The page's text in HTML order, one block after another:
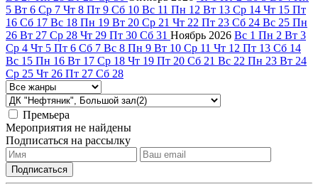
5 Вт 6 Ср 7 Чт 8 Пт 9 Сб 10 Вс 11 Пн 12 Вт 13 Ср 14 Чт 15 Пт
16 Сб 17 Вс 18 Пн 19 Вт 20 Ср 21 Чт 22 Пт 23 Сб 24 Вс 25 Пн
26 Вт 27 Ср 28 Чт 29 Пт 30 Сб 31 Ноябрь 2026 Вс 1 Пн 2 Вт 3
Ср 4 Чт 5 Пт 6 Сб 7 Вс 8 Пн 9 Вт 10 Ср 11 Чт 12 Пт 13 Сб 14
Вс 15 Пн 16 Вт 17 Ср 18 Чт 19 Пт 20 Сб 21 Вс 22 Пн 23 Вт 24
Ср 25 Чт 26 Пт 27 Сб 28
Премьера
Мероприятия не найдены
Подписаться на рассылку